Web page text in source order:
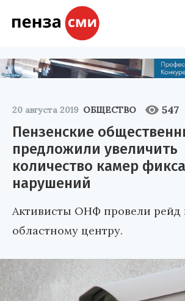
20 августа 2019 ОБЩЕСТВО 547
Пензенские
предложили увеличить
количество камер
нарушений
Активисты ОНФ провели рейд
областному центру.